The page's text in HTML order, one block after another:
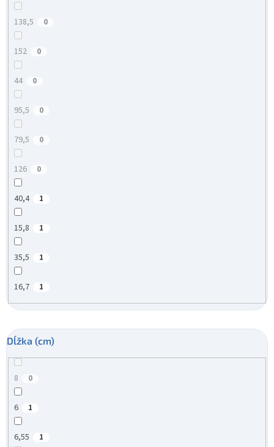
138,5 0
152 0
44 0
95,5 0
79,5 0
126 0
40,4 1
15,8 1
35,5 1
16,7 1
Dĺžka (cm)
8 0
6 1
6,55 1